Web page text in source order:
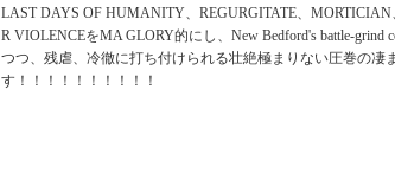
LAST DAYS OF HUMANITY、REGURGITATE、
R VIOLENCEをMA GLORY的にし、New Bedford's battle-grind
つつ、残虐、冷徹に打ち付けられる壮絶極まりない圧巻の凄
す！！！！！！！！！！